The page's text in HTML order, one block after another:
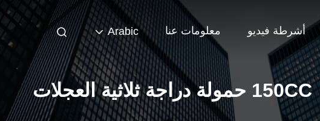
أشرطة فيديو معلومات عنا Arabic
150CC حمولة دراجة ثلاثية العجلات